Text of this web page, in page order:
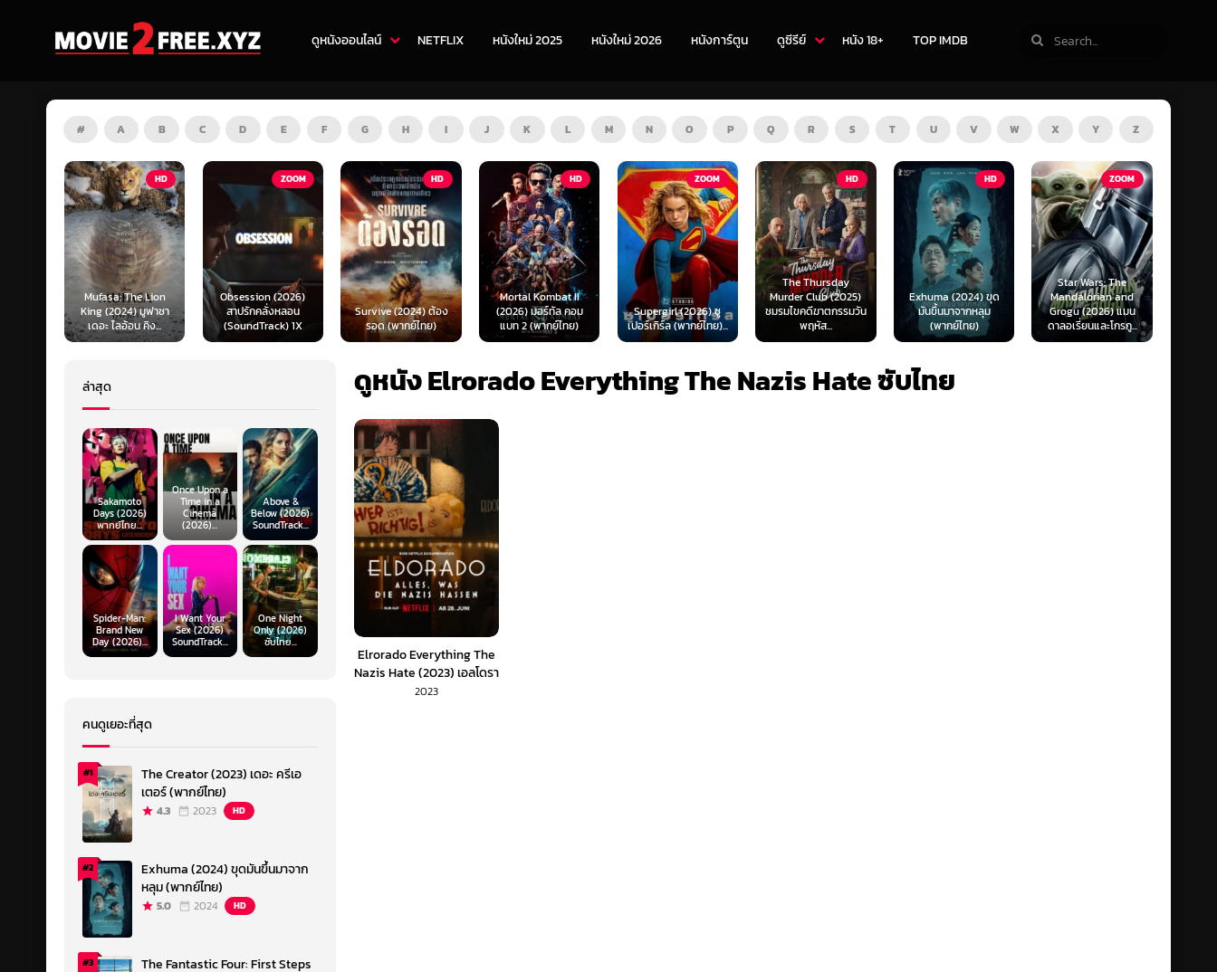
ดูหนังออนไลน์ NETFLIX หนังใหม่ 2025 หนังใหม่ 2026 หนังการ์ตูน ดูซีรีย์ หนัง 18+ TOP IMDB
# A B C D E F G H I J K L M N O P Q R S T U V W X Y Z
ZOOM
Obsession (2026)
สาปรักคลั่งหลอน
(SoundTrack) 1X
HD
Survive (2024) ต้อง
รอด (พากย์ไทย)
HD
Mortal Kombat II
(2026) มอร์ทัล คอม
แบท 2 (พากย์ไทย)
ZOOM
Supergirl (2026) ซู
เปอร์เกิร์ล (พากย์ไทย)...
HD
The Thursday
Murder Club (2025)
ชมรมไขคดีฆาตกรรมวัน
พฤหัส...
HD
Exhuma (2024) ขุด
มันขึ้นมาจากหลุม
(พากย์ไทย)
ZOOM
Star Wars: The
Mandalorian and
Grogu (2026) แมน
ดาลอเรี่ยนและโกรกู...
TV
The Last of Us
Season 1-2 (2025)
เดอะ ลาสต์ ออฟ อัส
ดูหนัง Elrorado Everything The Nazis Hate ซับไทย
Elrorado Everything The
Nazis Hate (2023) เอลโดรา
โด สิ่งที่นาซีเกลียด (ซับไทย)
2023
ล่าสุด
Sakamoto
Days (2026)
พากย์ไทย...
Once Upon a
Time in a
Cinema
(2026)...
Above &
Below (2026)
SoundTrack...
Spider-Man:
Brand New
Day (2026)...
I Want Your
Sex (2026)
SoundTrack...
One Night
Only (2026)
ซับไทย...
คนดูเยอะที่สุด
#1
The Creator (2023) เดอะ ครีเอ
เตอร์ (พากย์ไทย)
4.3 2023 HD
#2
Exhuma (2024) ขุดมันขึ้นมาจาก
หลุม (พากย์ไทย)
5.0 2024 HD
#3
The Fantastic Four: First Steps